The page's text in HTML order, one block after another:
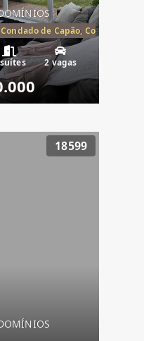
de Capão, Condomínio
2 vagas
18599